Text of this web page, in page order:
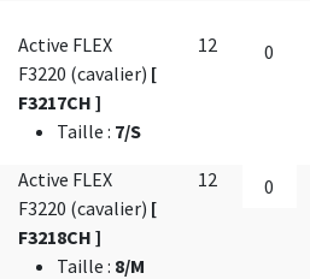
Active FLEX
F3220 (cavalier) [
F3217CH ]
Taille : 7/S
12
Active FLEX
F3220 (cavalier) [
F3218CH ]
Taille : 8/M
12